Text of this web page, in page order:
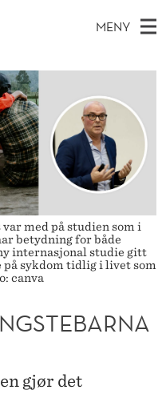
MENY
med på studien som i
betydning for både
internasjonal studie gitt
sykdom tidlig i livet som
canva
gjør det